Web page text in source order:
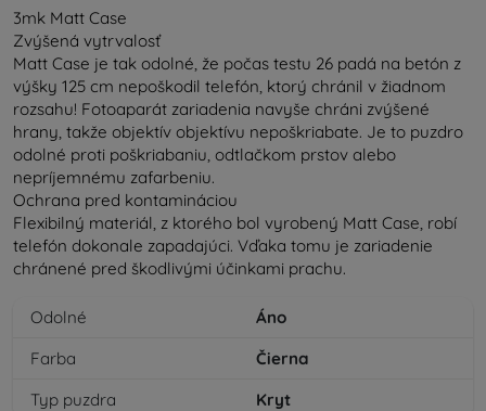
3mk Matt Case
Zvýšená vytrvalosť
Matt Case je tak odolné, že počas testu 26 padá na betón z
výšky 125 cm nepoškodil telefón, ktorý chránil v žiadnom
rozsahu! Fotoaparát zariadenia navyše chráni zvýšené
hrany, takže objektív objektívu nepoškriabate. Je to puzdro
odolné proti poškriabaniu, odtlačkom prstov alebo
nepríjemnému zafarbeniu.
Ochrana pred kontamináciou
Flexibilný materiál, z ktorého bol vyrobený Matt Case, robí
telefón dokonale zapadajúci. Vďaka tomu je zariadenie
chránené pred škodlivými účinkami prachu.
Odolné
Áno
Farba
Čierna
Typ puzdra
Kryt